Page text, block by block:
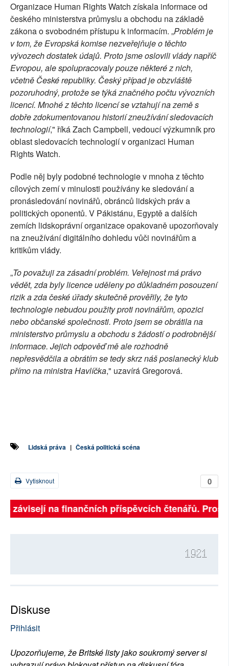
Organizace Human Rights Watch získala informace od
českého ministerstva průmyslu a obchodu na základě
zákona o svobodném přístupu k informacím. „Problém je
v tom, že Evropská komise nezveřejňuje o těchto
vývozech dostatek údajů. Proto jsme oslovili vlády napříč
Evropou, ale spolupracovaly pouze některé z nich,
včetně České republiky. Český případ je obzvláště
pozoruhodný, protože se týká značného počtu vývozních
licencí. Mnohé z těchto licencí se vztahují na země s
dobře zdokumentovanou historií zneužívání sledovacích
technologií," říká Zach Campbell, vedoucí výzkumník pro
oblast sledovacích technologií v organizaci Human
Rights Watch.
Podle něj byly podobné technologie v mnoha z těchto
cílových zemí v minulosti používány ke sledování a
pronásledování novinářů, obránců lidských práv a
politických oponentů. V Pákistánu, Egyptě a dalších
zemích lidskoprávní organizace opakovaně upozorňovaly
na zneužívání digitálního dohledu vůči novinářům a
kritikům vlády.
„To považuji za zásadní problém. Veřejnost má právo
vědět, zda byly licence uděleny po důkladném posouzení
rizik a zda české úřady skutečně prověřily, že tyto
technologie nebudou použity proti novinářům, opozici
nebo občanské společnosti. Proto jsem se obrátila na
ministerstvo průmyslu a obchodu s žádostí o podrobnější
informace. Jejich odpověď mě ale rozhodně
nepřesvědčila a obrátím se tedy skrz náš poslanecký klub
přímo na ministra Havlíčka," uzavírá Gregorová.
Lidská práva | Česká politická scéna
0
Vytisknout
závisejí na finančních příspěvcích čtenářů.
1921
Diskuse
Přihlásit
Upozorňujeme, že Britské listy jako soukromý server si